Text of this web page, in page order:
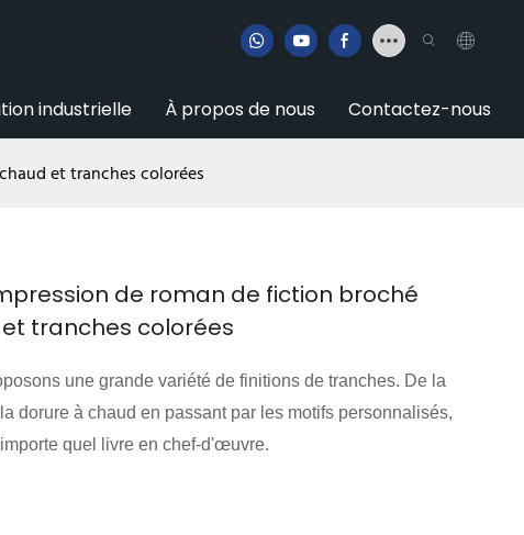
industrielle À propos de nous Contactez-nous
et tranches colorées
de roman de fiction broché
tranches colorées
une grande variété de finitions de tranches. De la
dorure à chaud en passant par les motifs personnalisés,
quel livre en chef-d'œuvre.